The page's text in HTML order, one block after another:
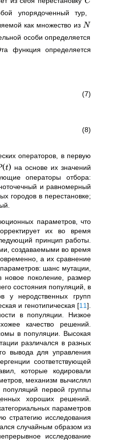
упорядоченный тур,
как множество из N
особи определяется
функция определяется
(7)
(8)
операторов, в первую
(t) на основе их значений
операторы отбора:
и равномерный
городов в перестановке;
параметров, что
их во время
принцип работы.
создаваемыми во время
а их сравнение
шанс мутации,
новое поколение, размер
состояния популяций, в
у неродственных групп
и генотипическая [11]
в популяции. Низкое
качество решений.
в популяции. Высокая
различался в разных
вывода для управления
соответствующей
которые кодировали
механизм вычислял
первой группы
хороших решений.
параметров
стратегию исследования
случайным образом из
исследование